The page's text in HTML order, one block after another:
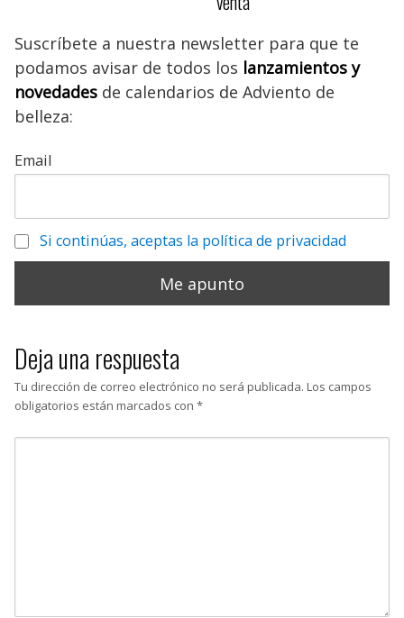
Suscríbete a nuestra newsletter para que te
podamos avisar de todos los lanzamientos y
novedades de calendarios de Adviento de
belleza:
Email
Si continúas, aceptas la política de privacidad
Deja una respuesta
Tu dirección de correo electrónico no será publicada. Los campos
obligatorios están marcados con *